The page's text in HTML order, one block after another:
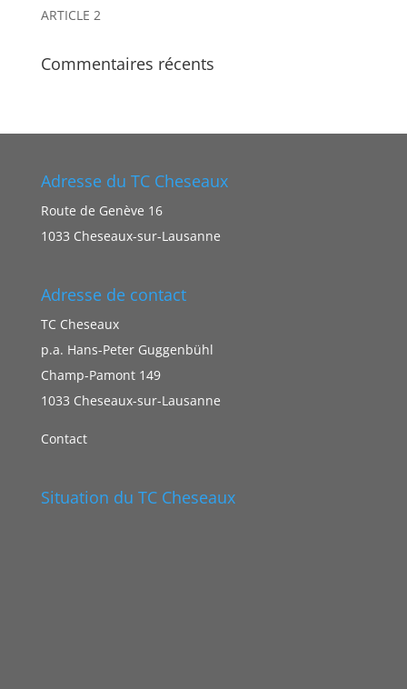
ARTICLE 2
Commentaires récents
Adresse du TC Cheseaux
Route de Genève 16
1033 Cheseaux-sur-Lausanne
Adresse de contact
TC Cheseaux
p.a. Hans-Peter Guggenbühl
Champ-Pamont 149
1033 Cheseaux-sur-Lausanne
Contact
Situation du TC Cheseaux